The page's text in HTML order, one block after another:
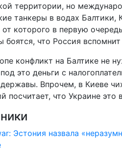
территории, но
танкеры в водах
от которого в первую
боятся, что Россия
конфликт на Балтике не
это деньги с
Впрочем, в Киеве
посчитает, что Украине
Эстония назвала